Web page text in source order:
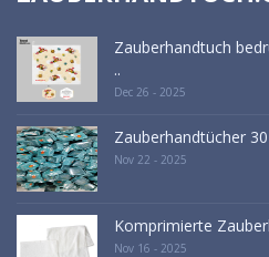
Zauberhandtuch
..
Dec 26 - 2025
Zauberhandtücher
Nov 22 - 2025
Komprimierte
Nov 16 - 2025